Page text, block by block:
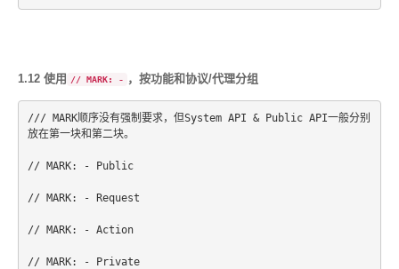
1.12 使用 // MARK: - ，按功能和协议/代理分组
/// MARK顺序没有强制要求，但System API & Public API一般分别
放在第一块和第二块。
// MARK: - Public
// MARK: - Request
// MARK: - Action
// MARK: - Private